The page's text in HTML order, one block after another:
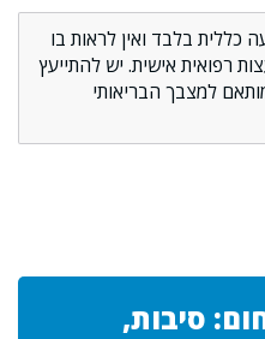
כללית בלבד ואין לראות בו
רפואית אישית. יש להתייעץ
למצבך הבריאותי
סיבות,